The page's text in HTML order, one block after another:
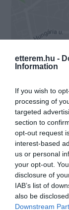
etterem.hu -
Information
If you wish to
processing of
targeted
section to
opt-out request
interest-based
us or personal
your opt-out.
disclosure of
IAB’s list of
also be
Downstream